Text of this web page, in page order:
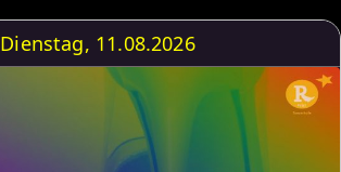
Dienstag, 11.08.2026